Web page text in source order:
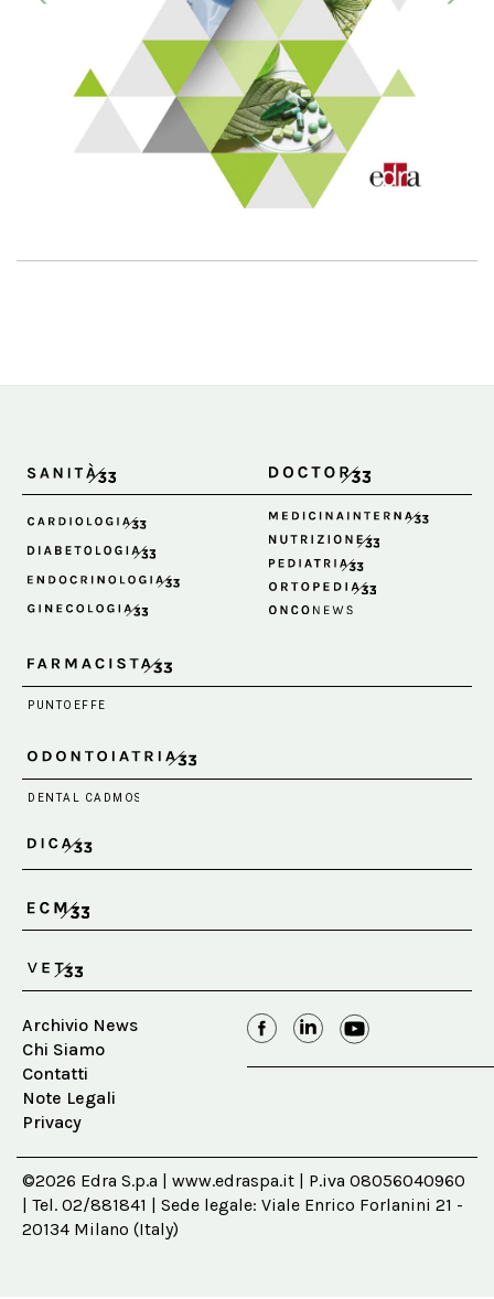
Archivio News
Chi Siamo
Contatti
Note Legali
Privacy
©2026 Edra S.p.a | www.edraspa.it | P.iva 08056040960
| Tel. 02/881841 | Sede legale: Viale Enrico Forlanini 21 -
20134 Milano (Italy)